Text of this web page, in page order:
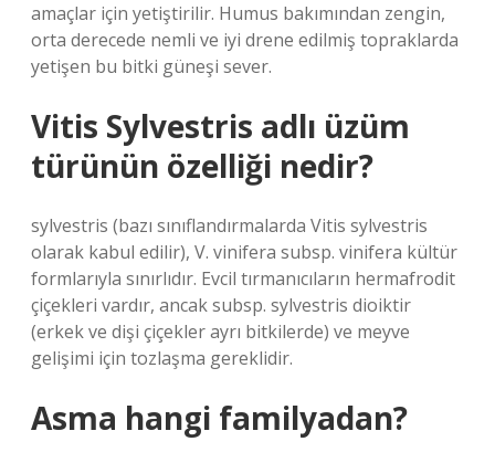
amaçlar için yetiştirilir. Humus bakımından zengin,
orta derecede nemli ve iyi drene edilmiş topraklarda
yetişen bu bitki güneşi sever.
Vitis Sylvestris adlı üzüm
türünün özelliği nedir?
sylvestris (bazı sınıflandırmalarda Vitis sylvestris
olarak kabul edilir), V. vinifera subsp. vinifera kültür
formlarıyla sınırlıdır. Evcil tırmanıcıların hermafrodit
çiçekleri vardır, ancak subsp. sylvestris dioiktir
(erkek ve dişi çiçekler ayrı bitkilerde) ve meyve
gelişimi için tozlaşma gereklidir.
Asma hangi familyadan?